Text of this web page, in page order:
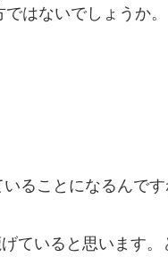
はないでしょうか。
ることになるんです
ていると思います